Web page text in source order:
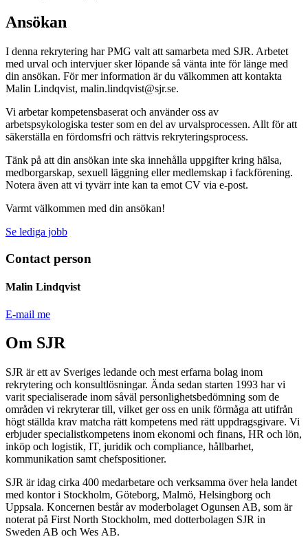
Ansökan
I denna rekrytering har PMG valt att samarbeta med SJR. Arbetet
med urval och intervjuer sker löpande så vänta inte för länge med
din ansökan. För mer information är du välkommen att kontakta
Malin Lindqvist, malin.lindqvist@sjr.se.
Vi arbetar kompetensbaserat och använder oss av
arbetspsykologiska tester som en del av urvalsprocessen. Allt för att
säkerställa en fördomsfri och rättvis rekryteringsprocess.
Tänk på att din ansökan inte ska innehålla uppgifter kring hälsa,
medborgarskap, sexuell läggning eller medlemskap i fackförening.
Notera även att vi tyvärr inte kan ta emot CV via e-post.
Varmt välkommen med din ansökan!
Se lediga jobb
Contact person
Malin Lindqvist
E-mail me
Om SJR
SJR är ett av Sveriges ledande och mest erfarna bolag inom
rekrytering och konsultlösningar. Ända sedan starten 1993 har vi
varit specialiserade inom såväl personlighetsbedömning som de
områden vi rekryterar till, vilket ger oss en unik förmåga att utifrån
högt ställda krav matcha rätt kompetens med rätt uppdragsgivare. Vi
erbjuder specialistkompetens inom ekonomi och finans, HR och lön,
inköp och logistik, IT, juridik och compliance, hållbarhet,
kommunikation samt chefspositioner.
SJR är idag cirka 400 medarbetare och verksamma över hela landet
med kontor i Stockholm, Göteborg, Malmö, Helsingborg och
Uppsala. Koncernen består av moderbolaget Ogunsen AB, som är
noterat på First North Stockholm, med dotterbolagen SJR in
Sweden AB och Wes AB.